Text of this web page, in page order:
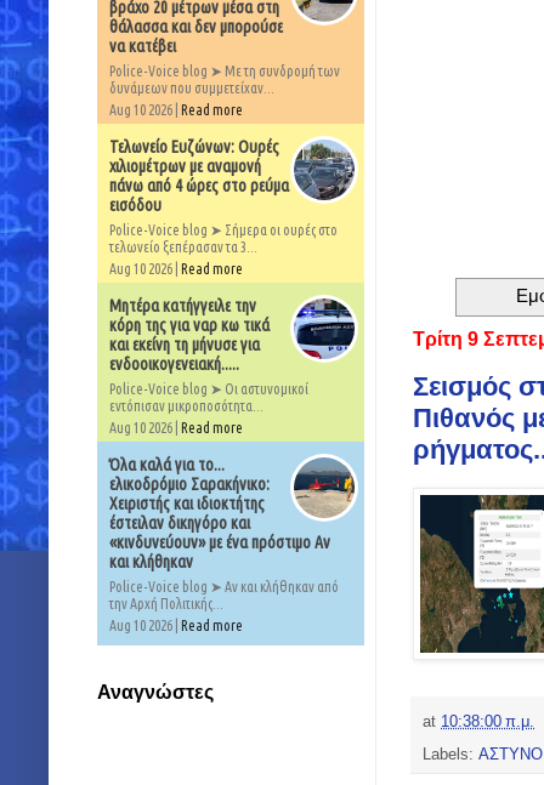
Τρίτη 9
Σεισμός
Πιθανός
at 10:38:00 π.μ.
Labels:
βράχο 20 μέτρων μέσα στη
θάλασσα και δεν μπορούσε
να κατέβει
Police-Voice blog ➤ Με τη συνδρομή των
δυνάμεων που συμμετείχαν...
Aug 10 2026 | Read more
Τελωνείο Ευζώνων: Ουρές
χιλιομέτρων με αναμονή
πάνω από 4 ώρες στο ρεύμα
εισόδου
Police-Voice blog ➤ Σήμερα οι ουρές στο
τελωνείο ξεπέρασαν τα 3...
Aug 10 2026 | Read more
Μητέρα κατήγγειλε την
κόρη της για ναρ κω τικά
και εκείνη τη μήνυσε για
ενδοοικογενειακή.....
Police-Voice blog ➤ Οι αστυνομικοί
εντόπισαν μικροποσότητα...
Aug 10 2026 | Read more
Όλα καλά για το...
ελικοδρόμιο Σαρακήνικο:
Χειριστής και ιδιοκτήτης
έστειλαν δικηγόρο και
«κινδυνεύουν» με ένα πρόστιμο Αν
και κλήθηκαν
Police-Voice blog ➤ Αν και κλήθηκαν από
την Αρχή Πολιτικής...
Aug 10 2026 | Read more
Αναγνώστες